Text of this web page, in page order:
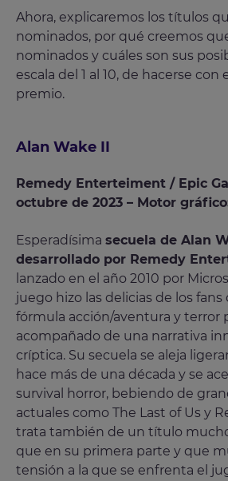
Ahora, explicaremos los títulos
nominados, por qué creemos
nominados y cuáles son sus
escala del 1 al 10, de hacerse con
premio.
Alan Wake II
Remedy Enterteiment / Epic
octubre de 2023 – Motor
Esperadísima secuela de Alan
desarrollado por Remedy
lanzado en el año 2010 por
juego hizo las delicias de los
fórmula acción/aventura y terror
acompañado de una narrativa
críptica. Su secuela se aleja
hace más de una década y se
survival horror, bebiendo de
actuales como The Last of Us y
trata también de un título
que en su primera parte y que
tensión a la que se enfrenta el